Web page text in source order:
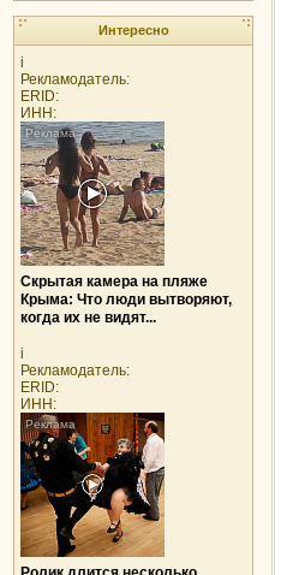
Интересно
i
Рекламодатель:
ERID:
ИНН:
Скрытая камера на пляже
Крыма: Что люди вытворяют,
когда их не видят...
i
Рекламодатель:
ERID:
ИНН: